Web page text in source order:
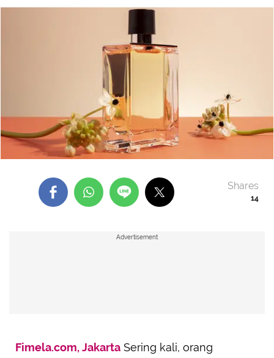
14
Shares
Advertisement
Fimela.com, Jakarta Sering kali, orang